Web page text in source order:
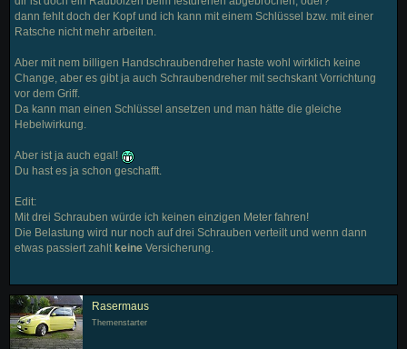
dann fehlt doch der Kopf und ich kann mit einem Schlüssel bzw. mit einer
Ratsche nicht mehr arbeiten.
Aber mit nem billigen Handschraubendreher haste wohl wirklich keine
Change, aber es gibt ja auch Schraubendreher mit sechskant Vorrichtung
vor dem Griff.
Da kann man einen Schlüssel ansetzen und man hätte die gleiche
Hebelwirkung.
Aber ist ja auch egal!
Du hast es ja schon geschafft.
Edit:
Mit drei Schrauben würde ich keinen einzigen Meter fahren!
Die Belastung wird nur noch auf drei Schrauben verteilt und wenn dann
etwas passiert zahlt keine Versicherung.
Rasermaus
Themenstarter